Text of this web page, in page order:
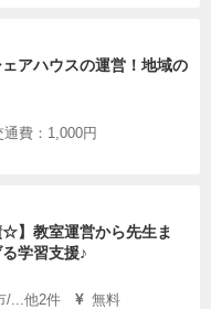
ェアハウスの運営！地域の
通費：1,000円
☆】教室運営から先生ま
学習支援♪
/...他2件
無料